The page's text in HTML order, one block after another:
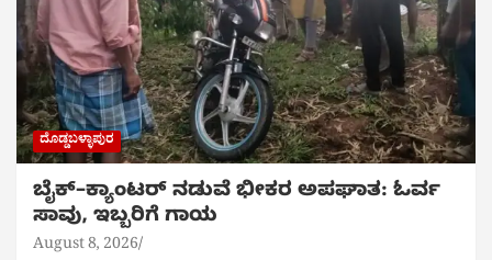
ದೊಡ್ಡಬಳ್ಳಾಪುರ
ಬೈಕ್‌–ಕ್ಯಾಂಟರ್ ನಡುವೆ ಭೀಕರ ಅಪಘಾತ: ಓರ್ವ
ಸಾವು, ಇಬ್ಬರಿಗೆ ಗಾಯ
August 8, 2026